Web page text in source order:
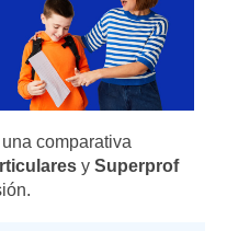
comparativa
y Superprof